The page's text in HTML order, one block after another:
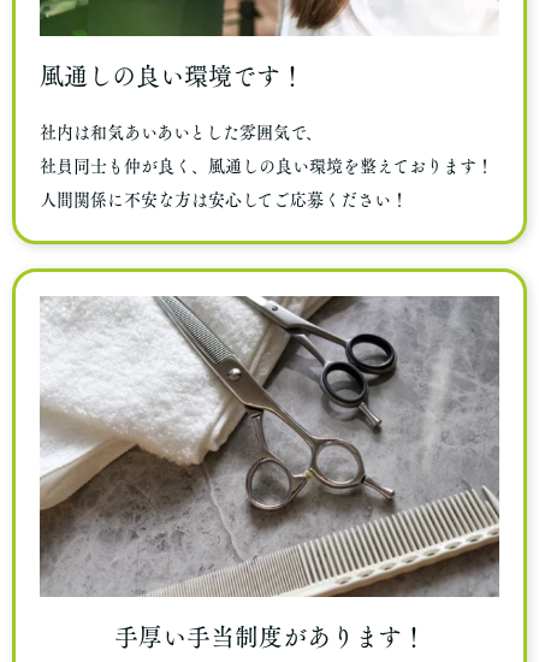
風通しの良い環境です！
社内は和気あいあいとした雰囲気で、
社員同士も仲が良く、風通しの良い環境を整えております！
人間関係に不安な方は安心してご応募ください！
手厚い手当制度があります！